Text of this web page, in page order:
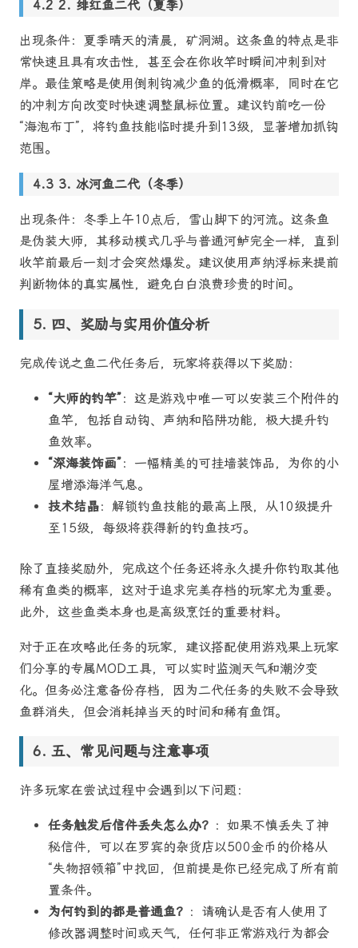
2. 绯红鱼二代（夏季）
出现条件：夏季晴天的清晨，矿洞湖。这条鱼的特点是非
常快速且具有攻击性，甚至会在你收竿时瞬间冲刺到对
岸。最佳策略是使用倒刺钩减少鱼的低滑概率，同时在它
的冲刺方向改变时快速调整鼠标位置。建议钓前吃一份
“海泡布丁”，将钓鱼技能临时提升到13级，显著增加抓钩
范围。
3. 冰河鱼二代（冬季）
出现条件：冬季上午10点后，雪山脚下的河流。这条鱼
是伪装大师，其移动模式几乎与普通河鲈完全一样，直到
收竿前最后一刻才会突然爆发。建议使用声纳浮标来提前
判断物体的真实属性，避免白白浪费珍贵的时间。
四、奖励与实用价值分析
完成传说之鱼二代任务后，玩家将获得以下奖励：
“大师的钓竿”：这是游戏中唯一可以安装三个附件的
鱼竿，包括自动钩、声纳和陷阱功能，极大提升钓
鱼效率。
“深海装饰画”：一幅精美的可挂墙装饰品，为你的小
屋增添海洋气息。
技术结晶：解锁钓鱼技能的最高上限，从10级提升
至15级，每级将获得新的钓鱼技巧。
除了直接奖励外，完成这个任务还将永久提升你钓取其他
稀有鱼类的概率，这对于追求完美存档的玩家尤为重要。
此外，这些鱼类本身也是高级烹饪的重要材料。
对于正在攻略此任务的玩家，建议搭配使用游戏果上玩家
们分享的专属MOD工具，可以实时监测天气和潮汐变
化。但务必注意备份存档，因为二代任务的失败不会导致
鱼群消失，但会消耗掉当天的时间和稀有鱼饵。
五、常见问题与注意事项
许多玩家在尝试过程中会遇到以下问题：
任务触发后信件丢失怎么办？ ：如果不慎丢失了神
秘信件，可以在罗宾的杂货店以500金币的价格从
“失物招领箱”中找回，但前提是你已经完成了所有前
置条件。
为何钓到的都是普通鱼？ ：请确认是否有人使用了
修改器调整时间或天气，任何非正常游戏行为都会